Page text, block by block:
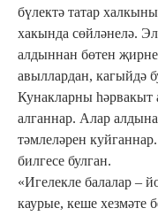
бүлектә татар
хакында сөйләнелә.
алдыннан бөтен
авыллардан, кагыйдә
Кунакларны
алганнар. Алар
тәмлеләрен
билгесе булган.
«Игелекле балалар –
каурые, кеше хезмәте